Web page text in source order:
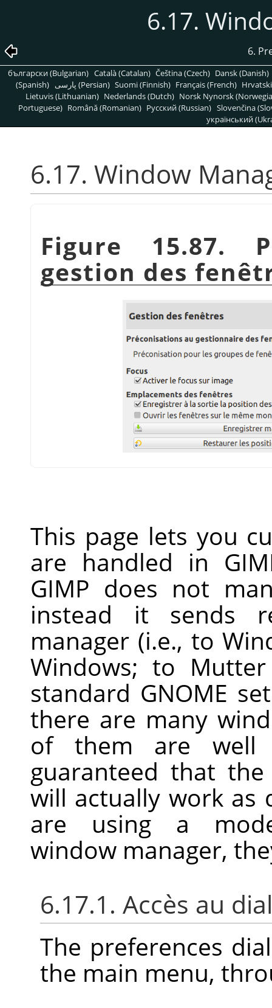
6.17.
6.
български (Bulgarian) Català (Catalan) Čeština (Czech) Dansk (Danish)
(Spanish)
پارسی (Persian) Suomi (Finnish) Français (French)
Lietuvis (Lithuanian) Nederlands (Dutch) Norsk Nynorsk
Portuguese) Română (Romanian) Pусский (Russian) Slovenčina
український
6.17. Window
Figure 15.87.
gestion des
This page lets you
are handled in
GIMP does not
instead it sends
manager (i.e., to
Windows; to
standard GNOME
there are many
of them are well
guaranteed that
will actually work as
are using a
window manager,
6.17.1. Accès au
The preferences
the main menu,